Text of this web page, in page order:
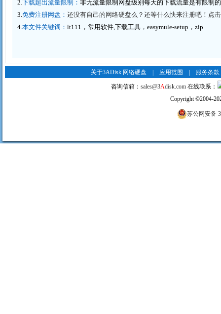
2.下载超出流量限制：非无流量限制网盘级别每天的下载流量是有限制
3.免费注册网盘：还没有自己的网络硬盘么？还等什么快来注册吧！点
4.本文件关键词：lt111，常用软件,下载工具，easymule-setup，zip
关于3ADisk 网络硬盘 |应用范围 服务条款
咨询信箱：sales@3Adisk.com 在线联系：
Copyright©2004-
苏公网安备